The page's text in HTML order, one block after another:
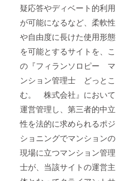
疑応答やディベート的利用
が可能になるなど、柔軟性
や自由度に長けた使用形態
を可能とするサイトを、こ
の『フィランソロピー マ
ンション管理士 どっとこ
む。 株式会社』において
運営管理し、第三者的中立
性を法的に求められるポジ
ショニングでマンションの
現場に立つマンション管理
士が、当該サイトの運営主